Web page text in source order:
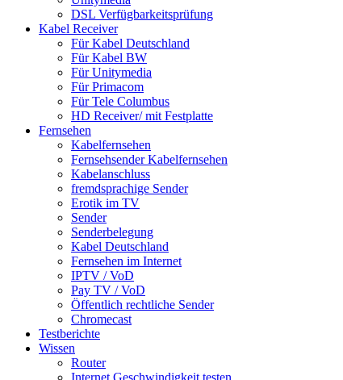
DSL Verfügbarkeitsprüfung
Kabel Receiver
Für Kabel Deutschland
Für Kabel BW
Für Unitymedia
Für Primacom
Für Tele Columbus
HD Receiver/ mit Festplatte
Fernsehen
Kabelfernsehen
Fernsehsender Kabelfernsehen
Kabelanschluss
fremdsprachige Sender
Erotik im TV
Sender
Senderbelegung
Kabel Deutschland
Fernsehen im Internet
IPTV / VoD
Pay TV / VoD
Öffentlich rechtliche Sender
Chromecast
Testberichte
Wissen
Router
Internet Geschwindigkeit testen